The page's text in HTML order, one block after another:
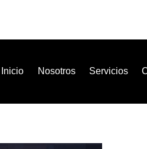
Inicio Nosotros Servicios